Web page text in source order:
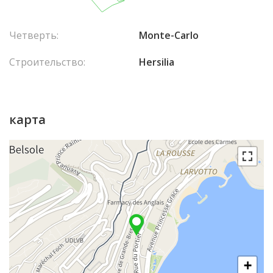
Четверть:
Monte-Carlo
Строительство:
Hersilia
карта
+